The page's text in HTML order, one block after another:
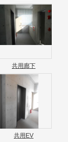
共用廊下
共用EV